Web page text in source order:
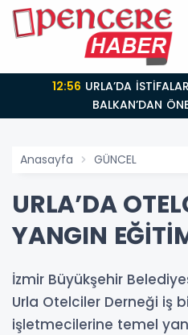
12:56
BALKAN’DAN
Anasayfa GÜNCEL
URLA’DA
YANGIN
İzmir Büyükşehir
Urla Otelciler Derneği iş
işletmecilerine temel